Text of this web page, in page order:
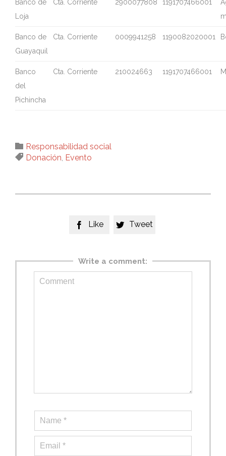
Banco de
Loja
Cta. Corriente 2900077808 1191707466001
Banco de
Guayaquil
Cta. Corriente 0009941258 1190082020001
Banco
del
Pichincha
Cta. Corriente 210024663 1191707466001
 Category
Responsabilidad social
 Tags
Donación, Evento
 Like  Tweet
Write a comment: